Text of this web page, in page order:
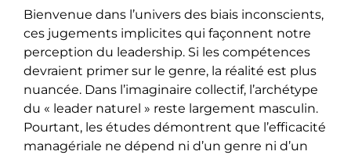
Bienvenue dans l’univers des biais inconscients,
ces jugements implicites qui façonnent notre
perception du leadership. Si les compétences
devraient primer sur le genre, la réalité est plus
nuancée. Dans l’imaginaire collectif, l’archétype
du « leader naturel » reste largement masculin.
Pourtant, les études démontrent que l’efficacité
managériale ne dépend ni d’un genre ni d’un